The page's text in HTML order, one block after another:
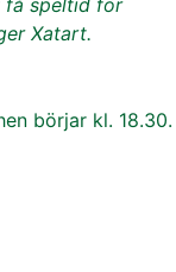
Xatart.
börjar kl. 18.30.